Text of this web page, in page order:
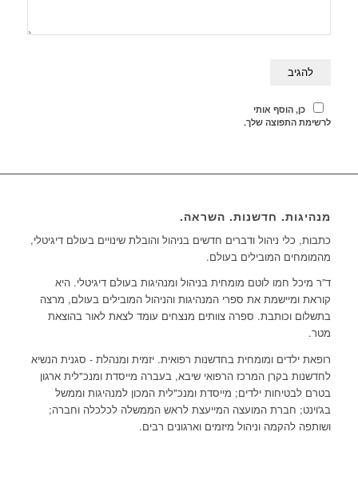
כן, הוסף אותי
לרשימת התפוצה שלך.
מנהיגות. חדשנות. השראה.
כתבות, כלי ניהול ודברים חדשים בניהול והובלת שינויים בעולם דיגיטלי,
מהמומחים המובילים בעולם.
ד”ר מיכל חמו לוטם מומחית בניהול ומנהיגות בעולם דיגיטלי. היא
קוראת ומיישמת את ספרי המנהיגות והניהול המובילים בעולם, מרצה
בתשלום וכותבת. ספרה צוותים מנצחים עומד לצאת לאור בהוצאת
מטר.
רופאת ילדים ומומחית בחדשנות רפואית. יזמית ומנהלת - סגנית הנשיא
לחדשנות בקרן המרכז הרפואי שיבא, בעברה מייסדת ומנכ"לית ארגון
בטרם לבטיחות ילדים; מייסדת ומנכ"לית המכון למנהיגות וממשל
בג'וינט; חברת המועצה המייעצת לראש הממשלה לכלכלה וחברה;
ושותפה להקמה וניהול מיזמים וארגונים רבים.